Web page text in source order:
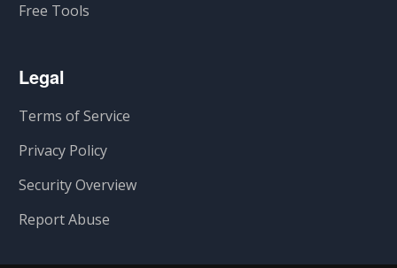
Free Tools
Legal
Terms of Service
Privacy Policy
Security Overview
Report Abuse